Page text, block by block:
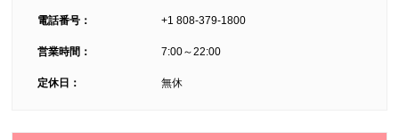
電話番号： +1 808-379-1800
営業時間： 7:00～22:00
定休日： 無休